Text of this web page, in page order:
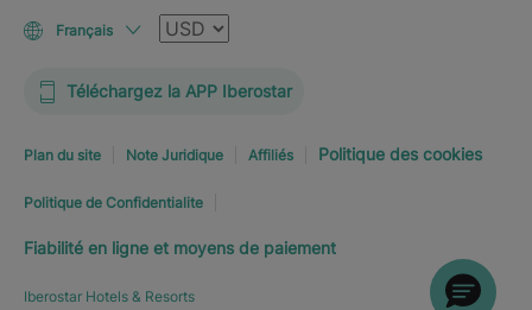
Français Devise
Téléchargez la APP Iberostar
Plan du site Note Juridique Affiliés Politique des cookies
Politique de Confidentialite
Fiabilité en ligne et moyens de paiement
Iberostar Hotels & Resorts